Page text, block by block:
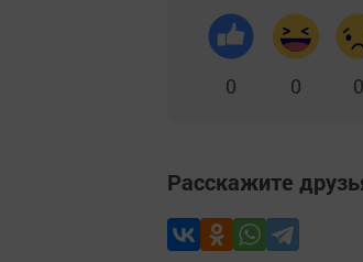
0 0 0
Расскажите